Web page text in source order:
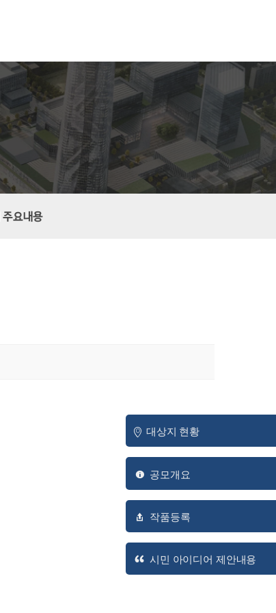
대상지 현황
공모개요
작품등록
시민 아이디어 제안내용
주요내용